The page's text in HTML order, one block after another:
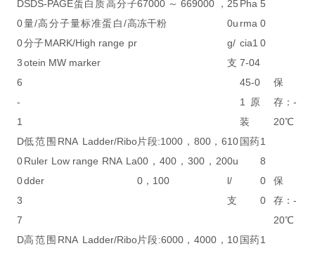
D
0
0
3
6
-
1
SDS-PAGE蛋白质高分子
量/高分子量标准蛋白/高
分子MARK/High range pr
otein MW marker
67000～669000，
冻干粉
25
0u
g/
支
Pha
rma
cia1
7-04
45-0
1原
装
5
0
0
保
存：-
20℃
D
0
0
3
7
低范围RNA Ladder/Ribo
Ruler Low range RNA La
dder
片段:1000，800，6
00，400，300，20
0，100
10
0u
l/
支
国药1
8
0
0
保
存：-
20℃
D高范围RNA Ladder/Ribo片段:6000，4000， 10 国药1